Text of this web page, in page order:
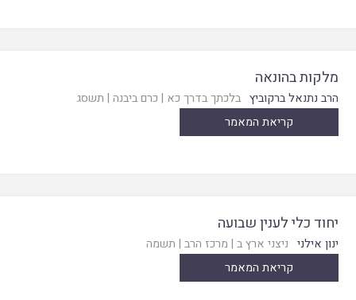
מלקות בהונאה
הרב נתנאל ברקוביץ בלכתך בדרך כא | כרם ביבנה | תשסג
קריאת המאמר
יחוד כלי לענין שבועה
ינון אילני ניצני ארץ ב | מרכז הרב | תשמה
קריאת המאמר